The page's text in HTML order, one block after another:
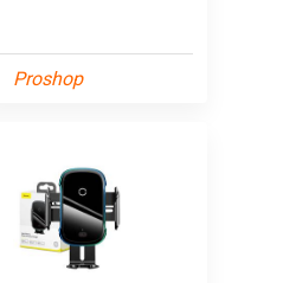
Proshop